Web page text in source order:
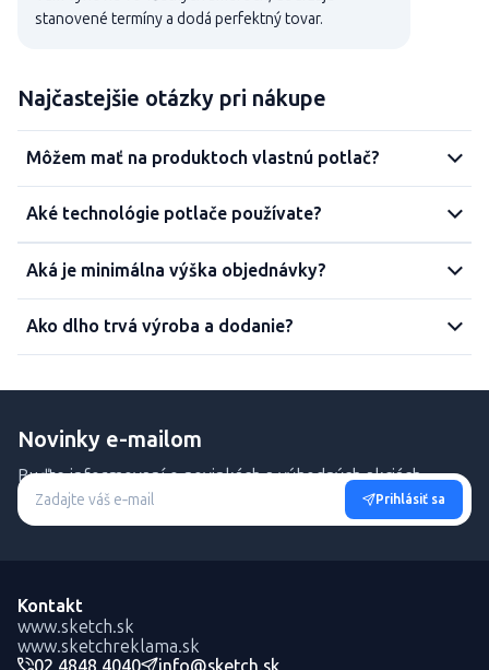
stanovené termíny a dodá perfektný tovar.
Najčastejšie otázky pri nákupe
Môžem mať na produktoch vlastnú potlač?
Aké technológie potlače používate?
Aká je minimálna výška objednávky?
Ako dlho trvá výroba a dodanie?
Novinky e-mailom
Buďte informovaní o novinkách a výhodných akciách.
Prihlásiť sa
Kontakt
www.sketch.sk
www.sketchreklama.sk